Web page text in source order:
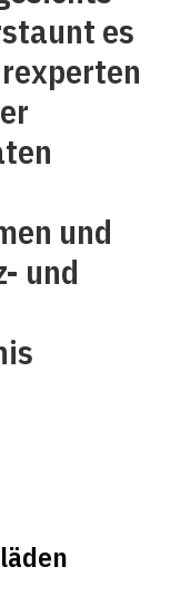
es
und
und